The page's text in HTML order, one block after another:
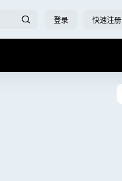
登录 快速注册